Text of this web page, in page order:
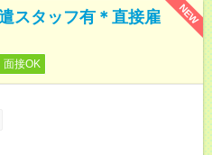
NEW
スタッフ有＊直接雇
面接OK